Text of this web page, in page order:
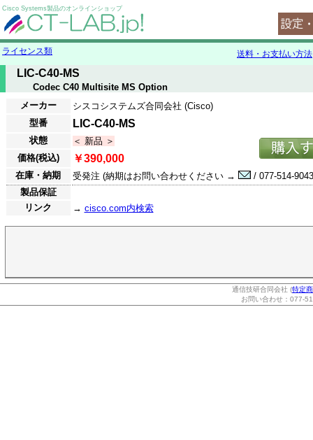
Cisco Systems製品のオンラインショップ
ライセンス類 送料・お支払い方法
LIC-C40-MS
Codec C40 Multisite MS Option
メーカー
シスコシステムズ合同会社 (Cisco)
型番
LIC-C40-MS
状態
＜ 新品 ＞
価格(税込)
￥390,000
在庫・納期 受発注 (納期はお問い合わせください →
/ 077-514-
製品保証
リンク
→ cisco.com内検索
通信技研合同会社 (特定
お問い合わせ：077-